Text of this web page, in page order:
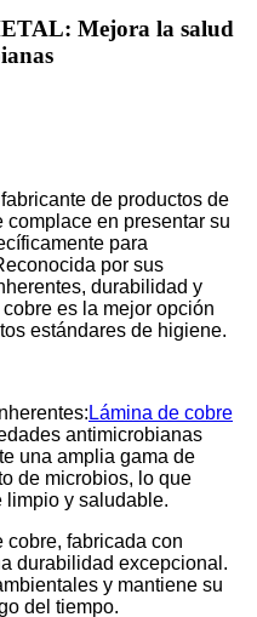
Mejora la salud
de productos de
complace en presentar su
para
por sus
durabilidad y
es la mejor opción
estándares de higiene.
Lámina de cobre
antimicrobianas
una amplia gama de
de microbios, lo que
limpio y saludable.
cobre, fabricada con
durabilidad excepcional.
y mantiene su
del tiempo.